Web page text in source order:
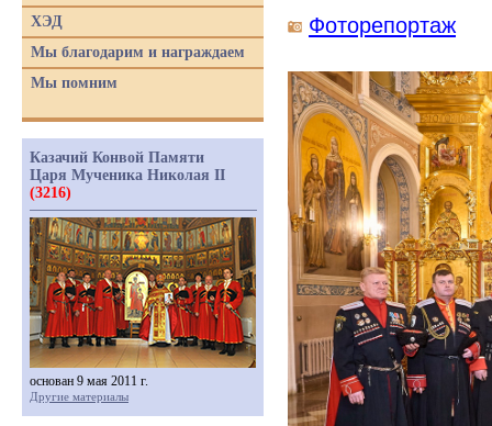
Фоторепортаж
ХЭД
Мы благодарим и награждаем
Мы помним
Казачий Конвой Памяти
Царя Мученика Николая II
(3216)
основан 9 мая 2011 г.
Другие материалы